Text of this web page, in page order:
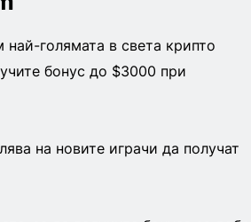
голямата в света крипто
бонус до $3000 при
на новите играчи да получат